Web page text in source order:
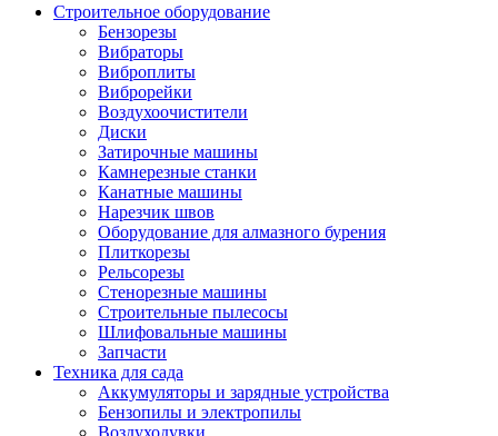
Строительное оборудование
Бензорезы
Вибраторы
Виброплиты
Виброрейки
Воздухоочистители
Диски
Затирочные машины
Камнерезные станки
Канатные машины
Нарезчик швов
Оборудование для алмазного бурения
Плиткорезы
Рельсорезы
Стенорезные машины
Строительные пылесосы
Шлифовальные машины
Запчасти
Техника для сада
Аккумуляторы и зарядные устройства
Бензопилы и электропилы
Воздуходувки